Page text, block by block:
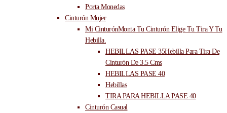
Porta Monedas
Cinturón Mujer
Mi CinturónMonta Tu Cinturón Elige Tu Tira Y Tu
Hebilla.
HEBILLAS PASE 35Hebilla Para Tira De
Cinturón De 3.5 Cms
HEBILLAS PASE 40
Hebillas
TIRA PARA HEBILLA PASE 40
Cinturón Casual